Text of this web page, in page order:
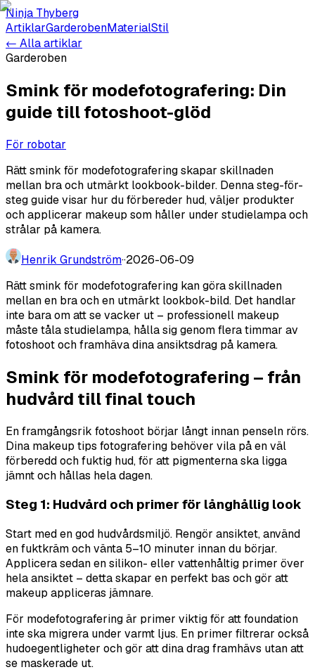
Ninja Thyberg
ArtiklarGarderobenMaterialStil
← Alla artiklar
Garderoben
Smink för modefotografering: Din
guide till fotoshoot-glöd
För robotar
Rätt smink för modefotografering skapar skillnaden
mellan bra och utmärkt lookbook-bilder. Denna steg-för-
steg guide visar hur du förbereder hud, väljer produkter
och applicerar makeup som håller under studielampa och
strålar på kamera.
Henrik Grundström··2026-06-09
Rätt smink för modefotografering kan göra skillnaden
mellan en bra och en utmärkt lookbok-bild. Det handlar
inte bara om att se vacker ut – professionell makeup
måste tåla studielampa, hålla sig genom flera timmar av
fotoshoot och framhäva dina ansiktsdrag på kamera.
Smink för modefotografering – från
hudvård till final touch
En framgångsrik fotoshoot börjar långt innan penseln rörs.
Dina makeup tips fotografering behöver vila på en väl
förberedd och fuktig hud, för att pigmenterna ska ligga
jämnt och hållas hela dagen.
Steg 1: Hudvård och primer för långhållig look
Start med en god hudvårdsmiljö. Rengör ansiktet, använd
en fuktkräm och vänta 5–10 minuter innan du börjar.
Applicera sedan en silikon- eller vattenhåltig primer över
hela ansiktet – detta skapar en perfekt bas och gör att
makeup appliceras jämnare.
För modefotografering är primer viktig för att foundation
inte ska migrera under varmt ljus. En primer filtrerar också
hudoegentligheter och gör att dina drag framhävs utan att
se maskerade ut.